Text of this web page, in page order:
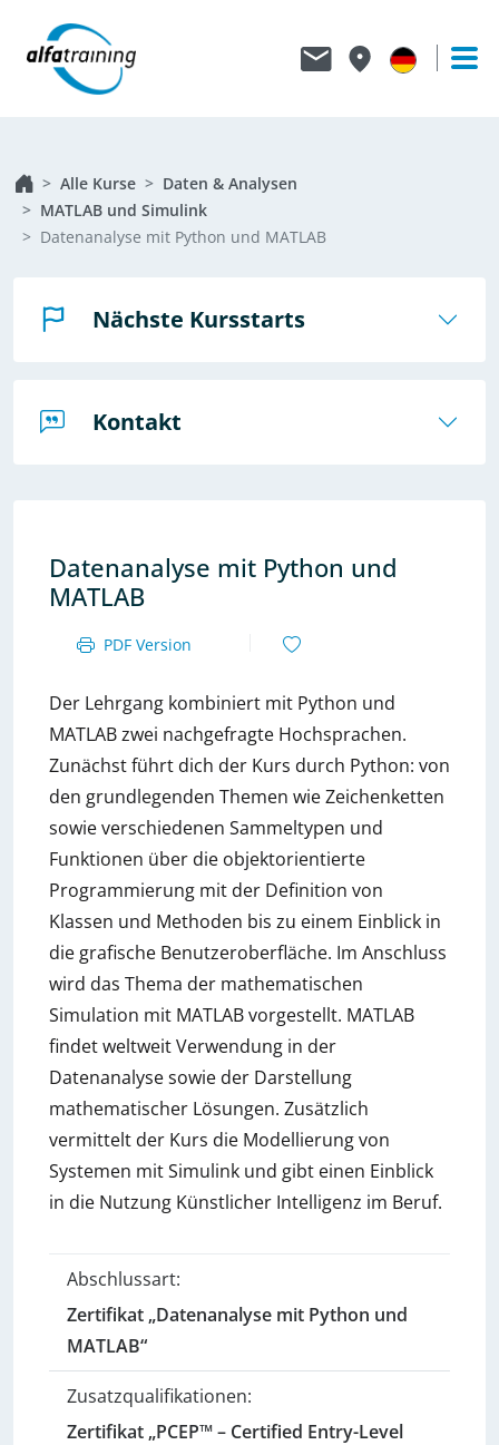
Alle Kurse
Daten & Analysen
MATLAB und Simulink
Datenanalyse mit Python und MATLAB
Nächste Kursstarts
Kontakt
Datenanalyse mit Python und
MATLAB
PDF Version
Der Lehrgang kombiniert mit Python und
MATLAB zwei nachgefragte Hochsprachen.
Zunächst führt dich der Kurs durch Python: von
den grundlegenden Themen wie Zeichenketten
sowie verschiedenen Sammeltypen und
Funktionen über die objektorientierte
Programmierung mit der Definition von
Klassen und Methoden bis zu einem Einblick in
die grafische Benutzeroberfläche. Im Anschluss
wird das Thema der mathematischen
Simulation mit MATLAB vorgestellt. MATLAB
findet weltweit Verwendung in der
Datenanalyse sowie der Darstellung
mathematischer Lösungen. Zusätzlich
vermittelt der Kurs die Modellierung von
Systemen mit Simulink und gibt einen Einblick
in die Nutzung Künstlicher Intelligenz im Beruf.
Abschlussart:
Zertifikat „Datenanalyse mit Python und
MATLAB“
Zusatzqualifikationen:
Zertifikat „PCEP™ – Certified Entry-Level